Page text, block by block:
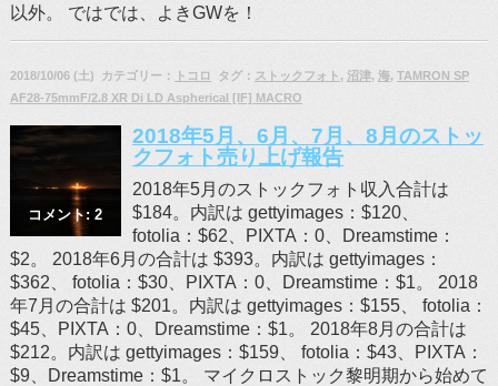
以外。 ではでは、よきGWを！
2018/10/06 (土) カテゴリー： トコロ タグ： ストックフォト , 沼津, 海, TAMRON SP
AF28-75mmF/2.8 XR Di LD Aspherical [IF] MACRO
コメント: 2
2018年5月、6月、7月、8月のストッ
クフォト売り上げ報告
2018年5月のストックフォト収入合計は
$184。内訳は gettyimages：$120、
fotolia：$62、PIXTA：0、Dreamstime：
$2。 2018年6月の合計は $393。内訳は gettyimages：
$362、 fotolia：$30、PIXTA：0、Dreamstime：$1。 2018
年7月の合計は $201。内訳は gettyimages：$155、 fotolia：
$45、PIXTA：0、Dreamstime：$1。 2018年8月の合計は
$212。内訳は gettyimages：$159、 fotolia：$43、PIXTA：
$9、Dreamstime：$1。 マイクロストック黎明期から始めて